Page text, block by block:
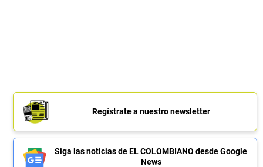
Regístrate a nuestro newsletter
Siga las noticias de EL COLOMBIANO desde Google
News